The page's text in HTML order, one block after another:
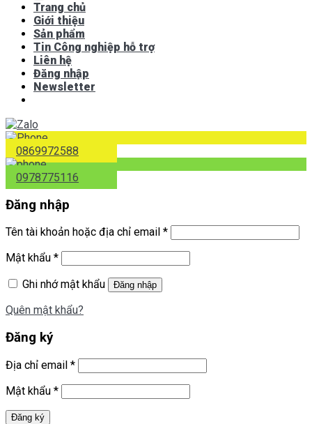
Trang chủ
Giới thiệu
Sản phẩm
Tin Công nghiệp hỗ trợ
Liên hệ
Đăng nhập
Newsletter
0869972588
0978775116
Đăng nhập
Tên tài khoản hoặc địa chỉ email *
Mật khẩu *
Ghi nhớ mật khẩu
Đăng nhập
Quên mật khẩu?
Đăng ký
Địa chỉ email *
Mật khẩu *
Đăng ký